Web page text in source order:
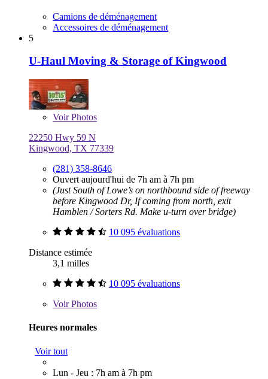
Camions de déménagement
Accessoires de déménagement
5
U-Haul Moving & Storage of Kingwood
VoirPhotos
22250 Hwy 59 N
Kingwood, TX 77339
(281) 358-8646
Ouvert aujourd'hui de 7h am à 7h pm
(Just South of Lowe’s on northbound side of freeway
before Kingwood Dr, If coming from north, exit
Hamblen / Sorters Rd. Make u-turn over bridge)
10 095 évaluations
Distance estimée
3,1 milles
10 095 évaluations
VoirPhotos
Heures normales
Voir tout
Lun - Jeu : 7h am à 7h pm